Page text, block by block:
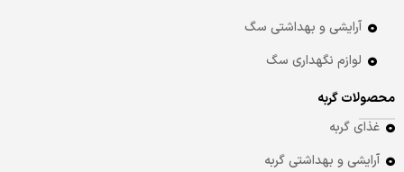
آرایشی و بهداشتی سگ
لوازم نگهداری سگ
محصولات گربه
غذای گربه
آرایشی و بهداشتی گربه